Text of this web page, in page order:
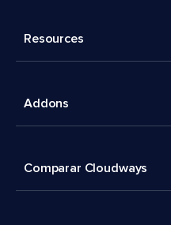
Resources
Addons
Comparar Cloudways